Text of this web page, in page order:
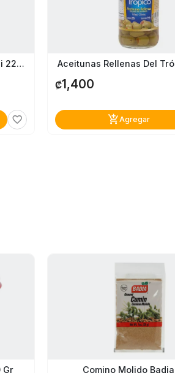
Sazonador Costilla Criolla Maggi 225G
favorite_border
Aceitunas Rellenas Del
₡1,400
add_shopping_cartAgregar
Gr Comino Molido